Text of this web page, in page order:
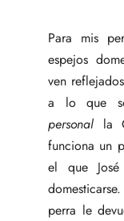
Para mis
espejos
ven
a lo que
personal la
funciona un
el que
perra le